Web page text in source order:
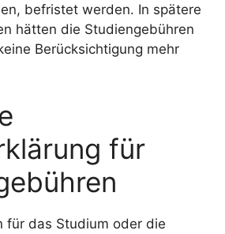
befristet werden. In spätere
hätten die Studiengebühren
Berücksichtigung mehr
für
für das Studium oder die